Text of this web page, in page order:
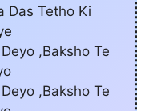
Das Tetho Ki
,Baksho Te
,Baksho Te